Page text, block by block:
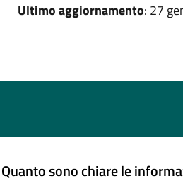
Ultimo aggiornamento: 27
Quanto sono chiare le